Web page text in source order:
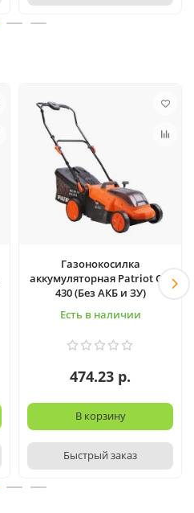
Газонокосилка
аккумуляторная Patriot CM
430 (Без АКБ и ЗУ)
Есть в наличии
474.23 р.
В корзину
Быстрый заказ